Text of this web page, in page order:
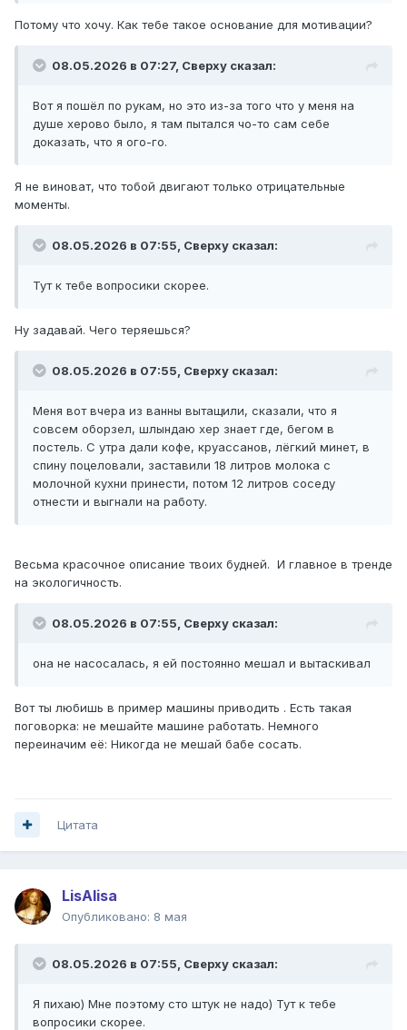
Потому что хочу. Как тебе такое основание для мотивации?
08.05.2026 в 07:27, Сверху сказал:
Вот я пошёл по рукам, но это из-за того что у меня на
душе херово было, я там пытался чо-то сам себе
доказать, что я ого-го.
Я не виноват, что тобой двигают только отрицательные
моменты.
08.05.2026 в 07:55, Сверху сказал:
Тут к тебе вопросики скорее.
Ну задавай. Чего теряешься?
08.05.2026 в 07:55, Сверху сказал:
Меня вот вчера из ванны вытащили, сказали, что я
совсем оборзел, шлындаю хер знает где, бегом в
постель. С утра дали кофе, круассанов, лёгкий минет, в
спину поцеловали, заставили 18 литров молока с
молочной кухни принести, потом 12 литров соседу
отнести и выгнали на работу.
Весьма красочное описание твоих будней. И главное в тренде
на экологичность.
08.05.2026 в 07:55, Сверху сказал:
она не насосалась, я ей постоянно мешал и вытаскивал
Вот ты любишь в пример машины приводить . Есть такая
поговорка: не мешайте машине работать. Немного
переиначим её: Никогда не мешай бабе сосать.
Цитата
LisAlisa
Опубликовано: 8 мая
08.05.2026 в 07:55, Сверху сказал:
Я пихаю) Мне поэтому сто штук не надо) Тут к тебе
вопросики скорее.